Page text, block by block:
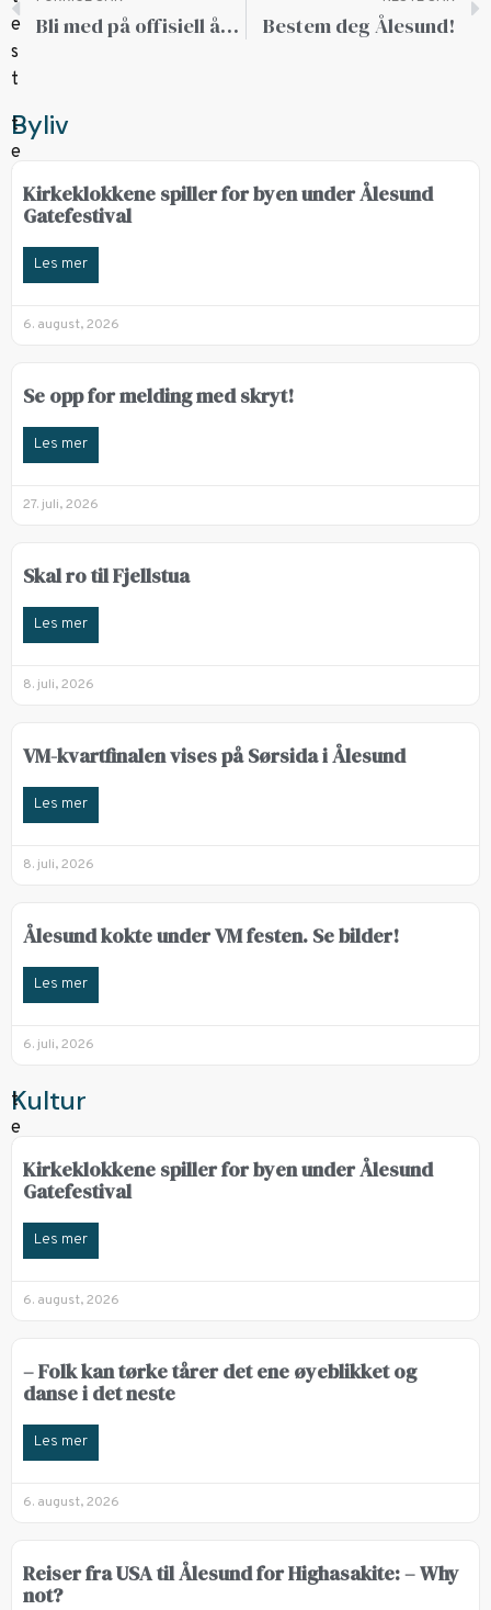
Bli med på offisiell åpning av Kulturhavna Bestem deg Ålesund!
Byliv
Kirkeklokkene spiller for byen under Ålesund
Gatefestival
Les mer
6. august, 2026
Se opp for melding med skryt!
Les mer
27. juli, 2026
Skal ro til Fjellstua
Les mer
8. juli, 2026
VM-kvartfinalen vises på Sørsida i Ålesund
Les mer
8. juli, 2026
Ålesund kokte under VM festen. Se bilder!
Les mer
6. juli, 2026
Kultur
Kirkeklokkene spiller for byen under Ålesund
Gatefestival
Les mer
6. august, 2026
– Folk kan tørke tårer det ene øyeblikket og
danse i det neste
Les mer
6. august, 2026
Reiser fra USA til Ålesund for Highasakite: – Why
not?